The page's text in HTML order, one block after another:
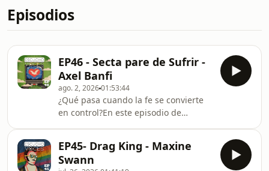
Episodios
EP46 - Secta pare de Sufrir -
Axel Banfi
ago. 2, 202601:53:44
¿Qué pasa cuando la fe se convierte
en control?En este episodio de
vida dentro del movimiento religioso
conocido como “Pare de Sufrir”, una
EP45- Drag King - Maxine
Swann